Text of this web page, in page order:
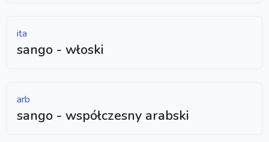
ita
sango - włoski
arb
sango - współczesny arabski